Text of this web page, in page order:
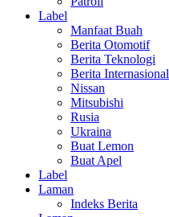
Label
Manfaat Buah
Berita Otomotif
Berita Teknologi
Berita Internasional
Nissan
Mitsubishi
Rusia
Ukraina
Buat Lemon
Buat Apel
Label
Laman
Indeks Berita